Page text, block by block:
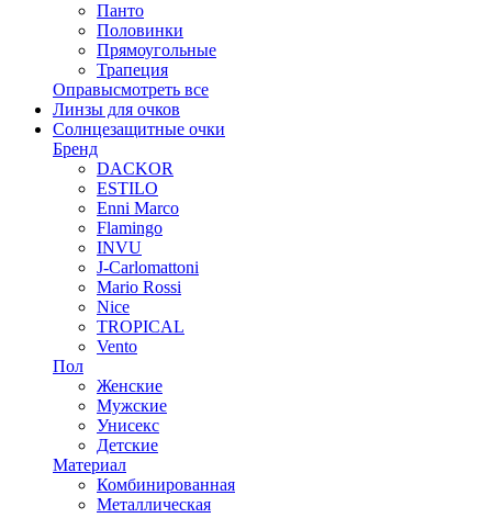
Панто
Половинки
Прямоугольные
Трапеция
Оправысмотреть все
Линзы для очков
Солнцезащитные очки
Бренд
DACKOR
ESTILO
Enni Marco
Flamingo
INVU
J-Carlomattoni
Mario Rossi
Nice
TROPICAL
Vento
Пол
Женские
Мужские
Унисекс
Детские
Материал
Комбинированная
Металлическая